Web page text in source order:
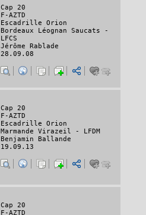
Cap 20
F-AZTD
Escadrille Orion
Bordeaux Léognan Saucats -
LFCS
Jérôme Rablade
28.09.08
Cap 20
F-AZTD
Escadrille Orion
Marmande Virazeil - LFDM
Benjamin Ballande
19.09.13
Cap 20
F-AZTD